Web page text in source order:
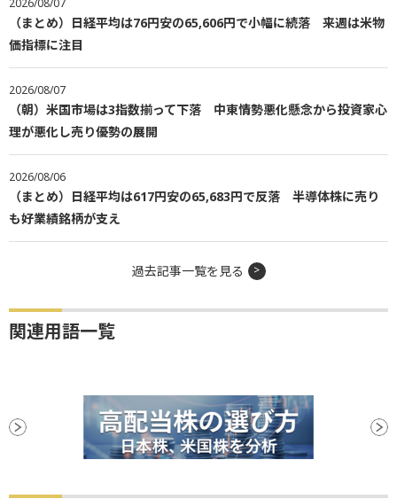
2026/08/07
（まとめ）日経平均は76円安の65,606円で小幅に続落 来週は米物
価指標に注目
2026/08/07
（朝）米国市場は3指数揃って下落 中東情勢悪化懸念から投資家心
理が悪化し売り優勢の展開
2026/08/06
（まとめ）日経平均は617円安の65,683円で反落 半導体株に売り
も好業績銘柄が支え
過去記事一覧を見る
関連用語一覧